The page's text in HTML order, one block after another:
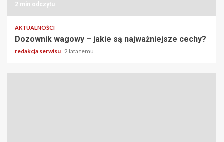
2 min odczytu
AKTUALNOŚCI
Dozownik wagowy – jakie są najważniejsze cechy?
redakcja serwisu 2 lata temu